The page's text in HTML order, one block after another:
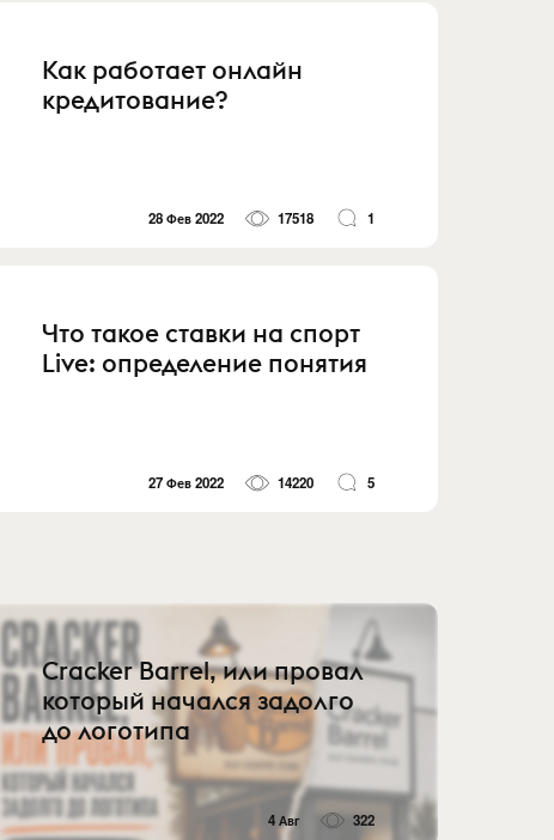
Как работает онлайн
кредитование?
28 Фев 2022 17518 1
Что такое ставки на спорт
Live: определение понятия
27 Фев 2022 14220 5
Cracker Barrel, или провал
который начался задолго
до логотипа
4 Авг 322